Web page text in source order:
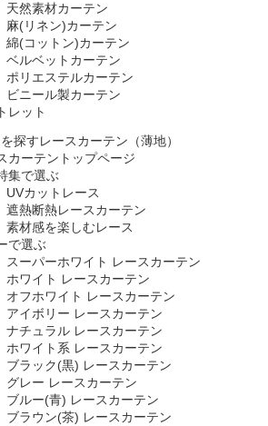
天然素材カーテン
麻(リネン)カーテン
綿(コットン)カーテン
ベルベットカーテン
ポリエステルカーテン
ビニール製カーテン
レット
レースカーテン（薄地）
カーテントップページ
集で選ぶ
UVカットレース
遮熱断熱レースカーテン
素材感を楽しむレース
で選ぶ
スーパーホワイト レースカーテン
ホワイト レースカーテン
オフホワイト レースカーテン
アイボリー レースカーテン
ナチュラル レースカーテン
ホワイト系 レースカーテン
ブラック(黒) レースカーテン
グレー レースカーテン
ブルー(青) レースカーテン
ブラウン(茶) レースカーテン